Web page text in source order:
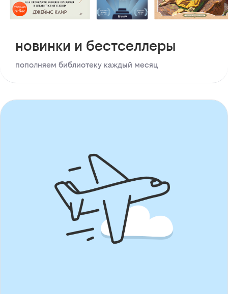
новинки и бестселлеры
пополняем библиотеку каждый месяц